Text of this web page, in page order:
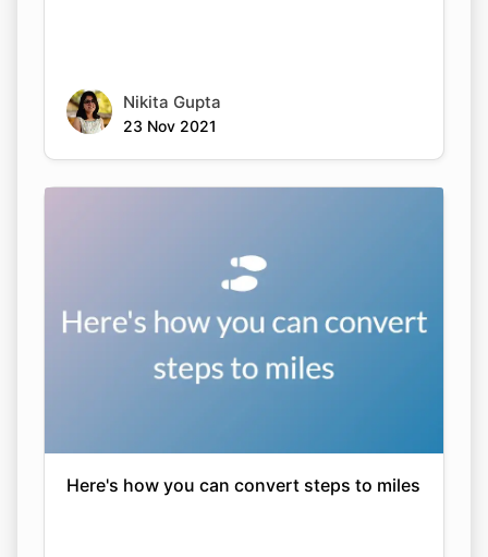
Nikita Gupta
23 Nov 2021
Here's how you can convert steps to miles